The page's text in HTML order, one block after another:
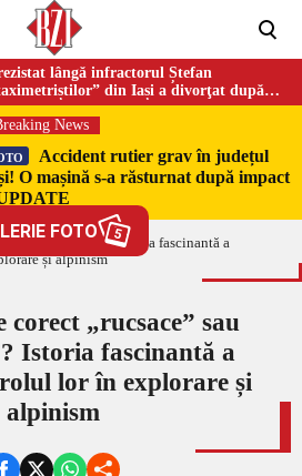
lângă infractorul Ștefan
din Iași a divorţat după
News
Accident rutier grav în județul
O mașină s-a răsturnat după impact
FOTO 5
corect „rucsace” sau
Istoria fascinantă a
lor în explorare și
alpinism